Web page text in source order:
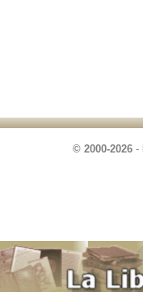
© 2000-2026 -